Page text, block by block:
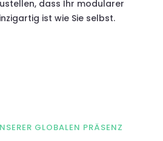
dass Ihr modularer
ist wie Sie selbst.
GLOBALEN PRÄSENZ